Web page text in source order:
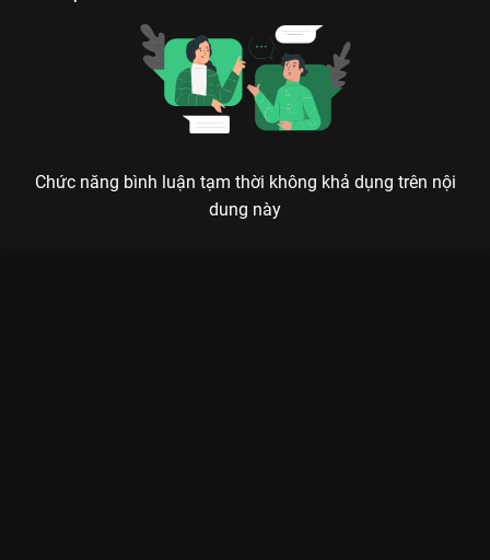
Chức năng bình luận tạm thời không khả dụng trên nội
dung này